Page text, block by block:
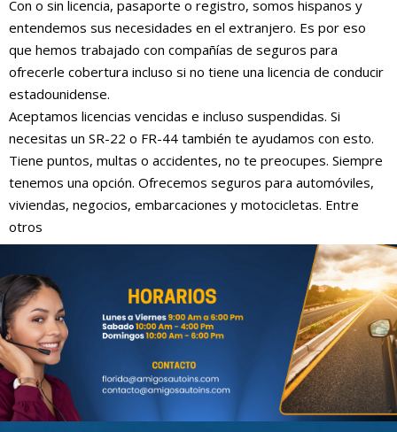
Con o sin licencia, pasaporte o registro, somos hispanos y
entendemos sus necesidades en el extranjero. Es por eso
que hemos trabajado con compañías de seguros para
ofrecerle cobertura incluso si no tiene una licencia de conducir
estadounidense.
Aceptamos licencias vencidas e incluso suspendidas. Si
necesitas un SR-22 o FR-44 también te ayudamos con esto.
Tiene puntos, multas o accidentes, no te preocupes. Siempre
tenemos una opción. Ofrecemos seguros para automóviles,
viviendas, negocios, embarcaciones y motocicletas. Entre
otros